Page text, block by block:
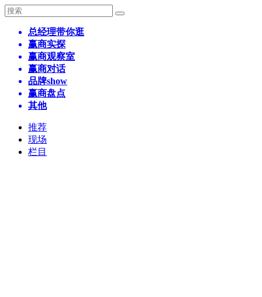
总经理带你逛
赢商实探
赢商观察室
赢商对话
品牌show
赢商盘点
其他
推荐
现场
栏目